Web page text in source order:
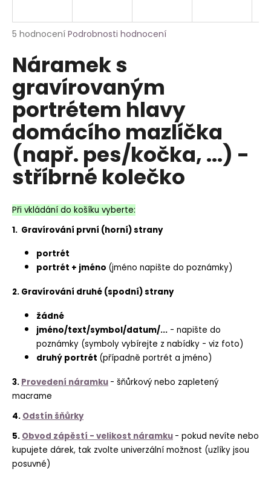
Průměrné
produktu
je
z
5
hvězdiček.
5 hodnocení Podrobnosti hodnocení
Náramek s
gravírovaným
portrétem hlavy
domácího mazlíčka
(např. pes/kočka, ...) -
stříbrné kolečko
Při vkládání do košíku vyberte:
1. Gravírování první (horní) strany
portrét
portrét + jméno (jméno napište do poznámky)
2. Gravírování druhé (spodní) strany
žádné
jméno/text/symbol/datum/... - napište do
poznámky (symboly vybírejte z nabídky - viz foto)
druhý portrét (případně portrét a jméno)
3. Provedení náramku - šňůrkový nebo zapletený
macrame
4. Odstín šňůrky
5. Obvod zápěstí - velikost náramku - pokud nevíte nebo
kupujete dárek, tak zvolte univerzální možnost (uzlíky jsou
posuvné)
j
t
?
HLEDAT